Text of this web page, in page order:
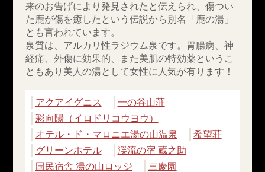
来のお告げにより発見されたと伝えられ、傷つい
た鹿が傷を癒したという伝説から別名「鹿の湯」
とも言われています。
泉質は、アルカリ性ラジウム泉です。胃腸病、神
経痛、外傷に効果的、また美肌の特効薬というこ
ともあり美人の湯として女性に人気が有ります！
アクアイグニス
一の谷山荘
彩向陽（イロドリコウヨウ）
オテル・ド・マロニエ湯の山温泉
希望荘
グリーンホテル
渓流の宿 蔵之助
国民宿舎 湯の山ロッジ
三慶園